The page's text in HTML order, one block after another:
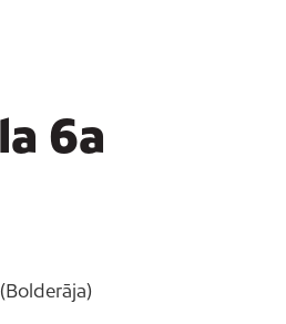
6a
(Bolderāja)